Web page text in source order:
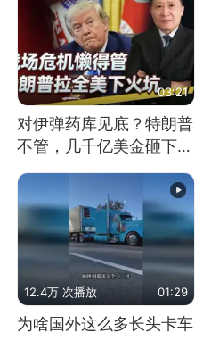
03:21
对伊弹药库见底？特朗普
不管，几千亿美金砸下，
拉着全美下火坑
12.4万 次播放 01:29
为啥国外这么多长头卡车